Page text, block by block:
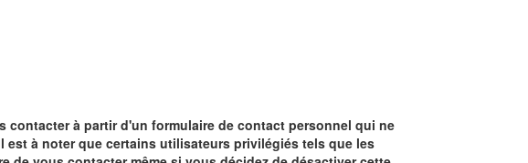
contacter à partir d'un formulaire de contact personnel qui ne
est à noter que certains utilisateurs privilégiés tels que les